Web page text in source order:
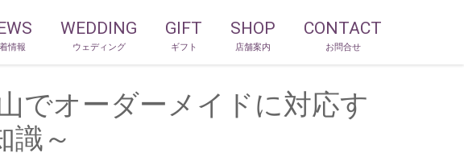
情報
WEDDING
ウェディング
GIFT
ギフト
SHOP
店舗案内
CONTACT
お問合せ
でオーダーメイドに対応す
識～